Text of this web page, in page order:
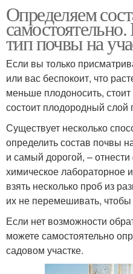
Почва в огороде
Почвы для фундамента
Определяем
тип почвы на
Если вы только
или вас беспокоит, что
меньше плодоносить, стоит
состоит плодородный слой
Существует несколько
определить состав почвы
и самый дорогой, –
химическое лабораторное
взять несколько проб из
их не перемешивать, чтобы
Если нет возможности
можете самостоятельно
садовом участке.